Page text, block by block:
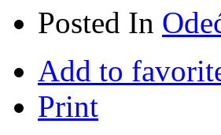
Posted In
Add to
Print